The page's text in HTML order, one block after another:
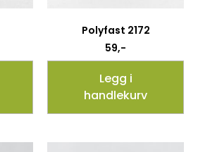
Polyfast 2172
59,-
Legg i
handlekurv